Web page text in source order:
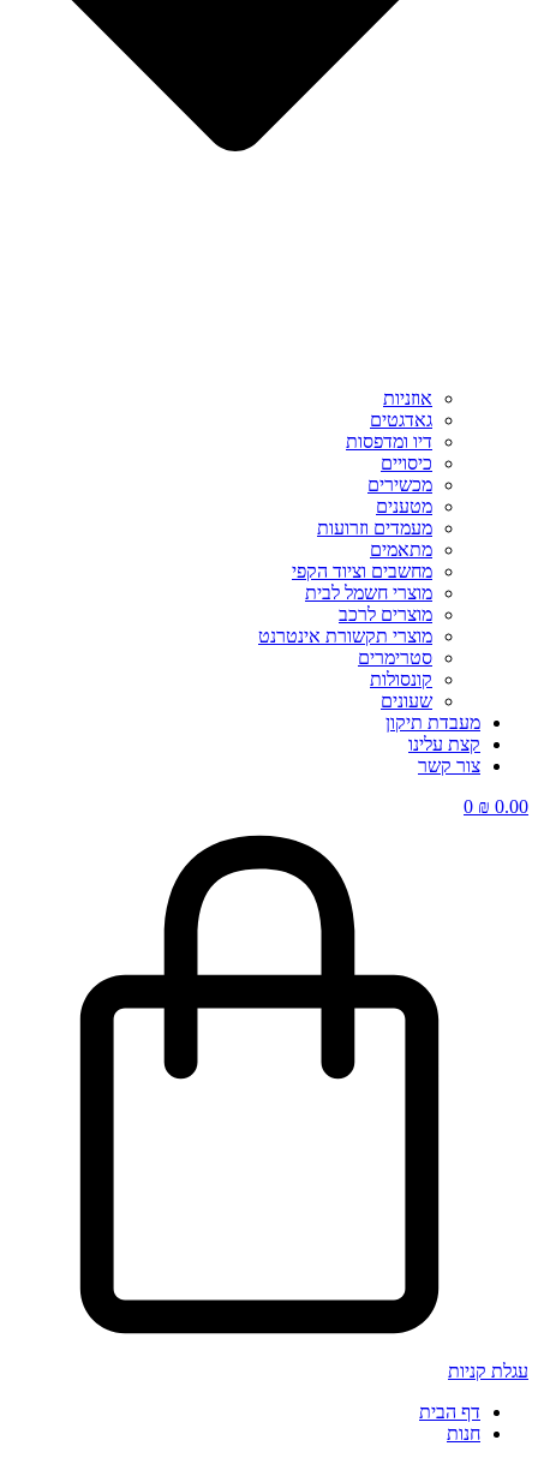
אוזניות
גאדגטים
דיו ומדפסות
כיסויים
מכשירים
מטענים
מעמדים וזרועות
מתאמים
מחשבים וציוד הקפי
מוצרי חשמל לבית
מוצרים לרכב
מוצרי תקשורת אינטרנט
סטרימרים
קונסולות
שעונים
מעבדת תיקון
קצת עלינו
צור קשר
₪0.00
0
עגלת קניות
דף הבית
חנות